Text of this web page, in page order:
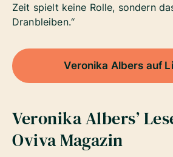
Zeit spielt keine Rolle, sondern
Dranbleiben.“
Veronika Albers auf
Veronika Albers’
Oviva Magazin